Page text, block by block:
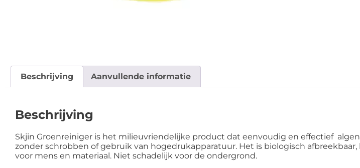
Beschrijving Aanvullende informatie
Beschrijving
Skjin Groenreiniger is het milieuvriendelijke product dat eenvoudig en effectief
zonder schrobben of gebruik van hogedrukapparatuur. Het is biologisch
voor mens en materiaal. Niet schadelijk voor de ondergrond.